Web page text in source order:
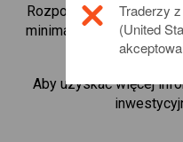
Rozpocznij handel
minimalnym depozytem
wykonaniem
Aby uzyskać więcej
Traderzy
(United